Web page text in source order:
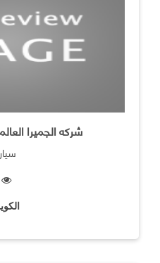
شركه الجميرا